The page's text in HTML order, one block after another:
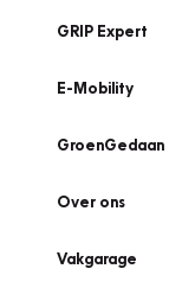
GRIP Expert
E-Mobility
GroenGedaan
Over ons
Vakgarage